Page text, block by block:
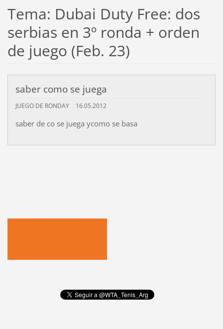
Tema: Dubai Duty Free: dos
serbias en 3º ronda + orden
de juego (Feb. 23)
saber como se juega
JUEGO DE RONDAY 16.05.2012
saber de co se juega ycomo se basa